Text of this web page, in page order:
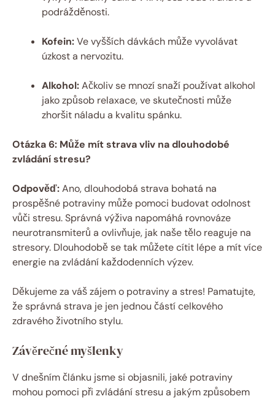
podrážděnosti.
Kofein:Ve vyšších dávkách může vyvolávat
úzkost a nervozitu.
Alkohol:Ačkoliv se mnozí snaží používat alkohol
jako způsob relaxace, ve skutečnosti může
zhoršit náladu a kvalitu spánku.
Otázka 6: Může mít strava vliv na dlouhodobé
zvládání stresu?
Odpověď:Ano, dlouhodobá strava bohatá na
prospěšné potraviny může pomoci budovat odolnost
vůči stresu. Správná výživa napomáhá rovnováze
neurotransmiterů a ovlivňuje, jak naše tělo reaguje na
stresory. Dlouhodobě se tak můžete cítit lépe a mít více
energie na zvládání každodenních výzev.
Děkujeme za váš zájem o potraviny a stres! Pamatujte,
že správná strava je jen jednou částí celkového
zdravého životního stylu.
Závěrečné myšlenky
V dnešním článku jsme si objasnili, jaké potraviny
mohou pomoci při zvládání stresu a jakým způsobem